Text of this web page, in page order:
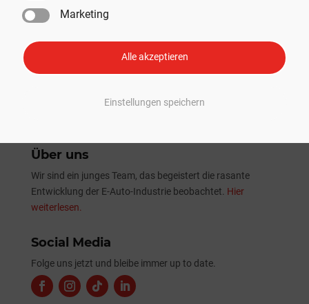
Marketing
Alle akzeptieren
Einstellungen speichern
erster Nutzlast-Beförderung
Verbesserungen im Überblick
Über uns
Wir sind ein junges Team, das begeistert die rasante
Entwicklung der E-Auto-Industrie beobachtet. Hier
weiterlesen.
Social Media
Folge uns jetzt und bleibe immer up to date.